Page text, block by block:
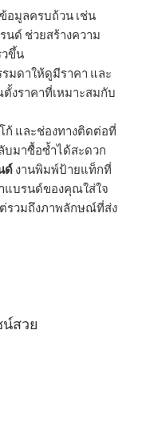
อมูลครบถ้วน เช่น
นด์ ช่วยสร้างความ
วขึ้น
มดาให้ดูมีราคา และ
งราคาที่เหมาะสมกับ
ก้ และช่องทางติดต่อที่
บมาซื้อซ้ำได้สะดวก
ด์ งานพิมพ์ป้ายแท็กที่
แบรนด์ของคุณใส่ใจ
รวมถึงภาพลักษณ์ที่ส่ง
สวย